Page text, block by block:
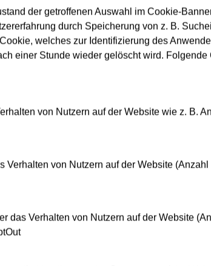
merken
Fahrstromversorgung
Berufserfahren
der getroffenen Auswahl im Cookie-
durch Speicherung von z. B.
welches zur Identifizierung des
einer Stunde wieder gelöscht wird.
von Nutzern auf der Website wie z. B.
Verhalten von Nutzern auf der Website
das Verhalten von Nutzern auf der Website